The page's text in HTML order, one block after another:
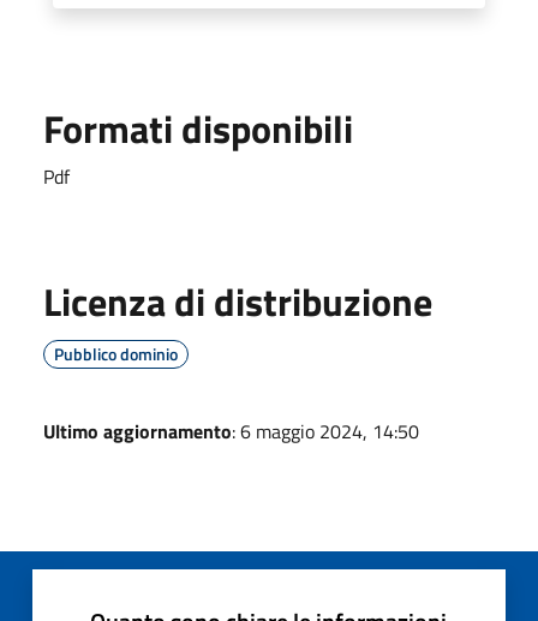
Formati disponibili
Pdf
Licenza di distribuzione
Pubblico dominio
Ultimo aggiornamento: 6 maggio 2024, 14:50